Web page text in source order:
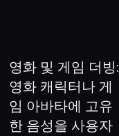
영화 및 게임 더빙:
영화 캐릭터나 게
임 아바타에 고유
한 음성을 사용자